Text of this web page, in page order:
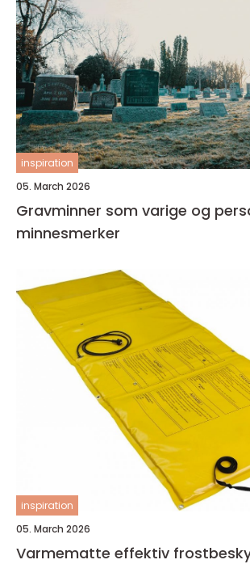
inspiration
05. March 2026
Gravminner som varige og
minnesmerker
inspiration
05. March 2026
Varmematte effektiv frostbeskyttelse for